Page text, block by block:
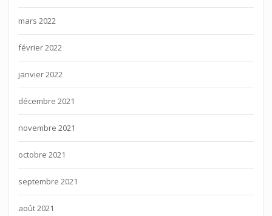
mars 2022
février 2022
janvier 2022
décembre 2021
novembre 2021
octobre 2021
septembre 2021
août 2021